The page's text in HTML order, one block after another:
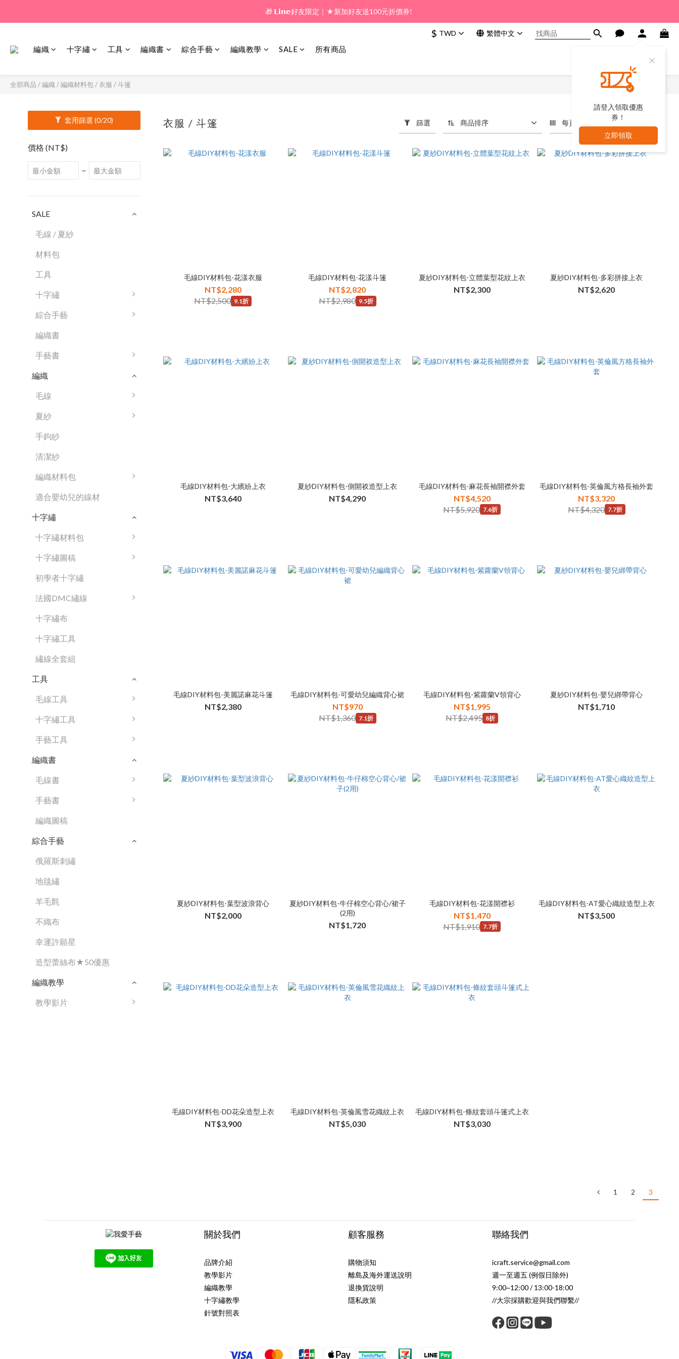
🎁 新好友購物金｜★加入新會員領券送100元!
🎁 𝗟𝗶𝗻𝗲好友限定｜★新加好友送100元折價券!
$ TWD 繁體中文
請登入領取優惠
券！
立即領取
編織 十字繡 工具 編織書 綜合手藝 編織教學 SALE 所有商品
全部商品 /編織 /編織材料包/衣服 / 斗篷
套用篩選 (0/20)
價格 (NT$)
~
SALE
毛線 / 夏紗
材料包
工具
十字繡
綜合手藝
編織書
手藝書
編織
毛線
夏紗
手鉤紗
清潔紗
編織材料包
適合嬰幼兒的線材
十字繡
十字繡材料包
十字繡圖稿
初學者十字繡
法國DMC繡線
十字繡布
十字繡工具
繡線全套組
工具
毛線工具
十字繡工具
手藝工具
編織書
毛線書
手藝書
編織圖稿
綜合手藝
俄羅斯刺繡
地毯繡
羊毛氈
不織布
幸運許願星
造型蕾絲布★50優惠
編織教學
教學影片
衣服 / 斗篷 篩選 商品排序 每頁顯示 24 個
毛線DIY材料包-花漾衣服
NT$2,280
NT$2,500 9.1折
毛線DIY材料包-花漾斗篷
NT$2,820
NT$2,980 9.5折
夏紗DIY材料包-立體葉型花紋上衣
NT$2,300
夏紗DIY材料包-多彩拼接上衣
NT$2,620
毛線DIY材料包-大繽紛上衣
NT$3,640
夏紗DIY材料包-側開衩造型上衣
NT$4,290
毛線DIY材料包-麻花長袖開襟外套
NT$4,520
NT$5,920 7.6折
毛線DIY材料包-英倫風方格長袖外套
NT$3,320
NT$4,320 7.7折
毛線DIY材料包-美麗諾麻花斗篷
NT$2,380
毛線DIY材料包-可愛幼兒編織背心裙
NT$970
NT$1,360 7.1折
毛線DIY材料包-紫蘿蘭V領背心
NT$1,995
NT$2,495 8折
夏紗DIY材料包-嬰兒綁帶背心
NT$1,710
夏紗DIY材料包-葉型波浪背心
NT$2,000
夏紗DIY材料包-牛仔棉空心背心/裙子
(2用)
NT$1,720
毛線DIY材料包-花漾開襟衫
NT$1,470
NT$1,910 7.7折
毛線DIY材料包-AT愛心織紋造型上衣
NT$3,500
毛線DIY材料包-DD花朵造型上衣
NT$3,900
毛線DIY材料包-英倫風雪花織紋上衣
NT$5,030
毛線DIY材料包-條紋套頭斗篷式上衣
NT$3,030
1 2 3
關於我們
品牌介紹
教學影片
編織教學
十字繡教學
針號對照表
顧客服務
購物須知
離島及海外運送說明
退換貨說明
隱私政策
聯絡我們
icraft.service@gmail.com
週一至週五 (例假日除外)
9:00~12:00 / 13:00-18:00
//大宗採購歡迎與我們聯繫//